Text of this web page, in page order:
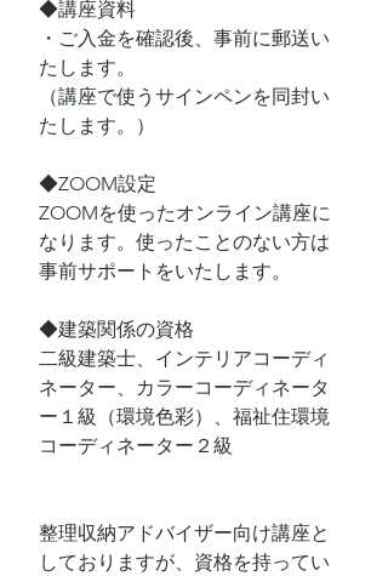
◆講座資料
・ご入金を確認後、事前に郵送い
たします。
（講座で使うサインペンを同封い
たします。）
◆ZOOM設定
ZOOMを使ったオンライン講座に
なります。使ったことのない方は
事前サポートをいたします。
◆建築関係の資格
二級建築士、インテリアコーディ
ネーター、カラーコーディネータ
ー１級（環境色彩）、福祉住環境
コーディネーター２級
整理収納アドバイザー向け講座と
しておりますが、資格を持ってい